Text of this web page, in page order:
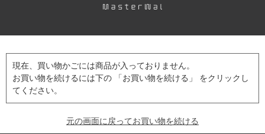
現在、買い物かごには商品が入っておりません。
お買い物を続けるには下の 「お買い物を続ける」 をクリックし
てください。
元の画面に戻ってお買い物を続ける